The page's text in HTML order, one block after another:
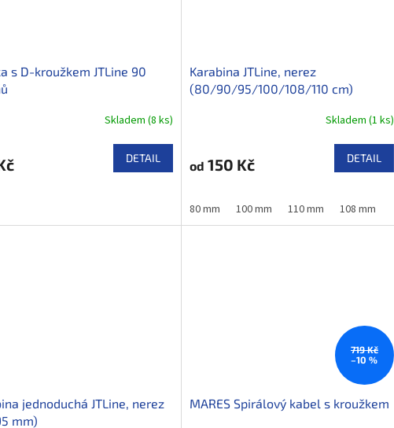
s D-kroužkem JTLine 90
Skladem (8 ks)
DETAIL
Karabina JTLine, nerez
(80/90/95/100/108/110 cm)
Skladem (1 ks)
od 150 Kč DETAIL
80 mm 100 mm 110 mm 108 mm
jednoduchá JTLine, nerez
mm)
719 Kč
–10 %
MARES Spirálový kabel s kroužkem